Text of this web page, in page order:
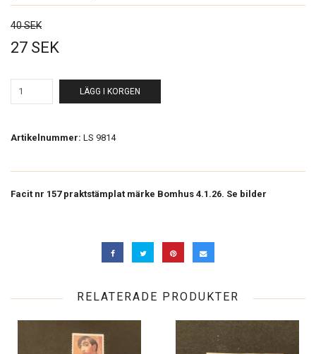
40 SEK
27 SEK
LÄGG I KORGEN
Artikelnummer: LS 9814
Facit nr 157 praktstämplat märke Bomhus 4.1.26. Se bilder
RELATERADE PRODUKTER